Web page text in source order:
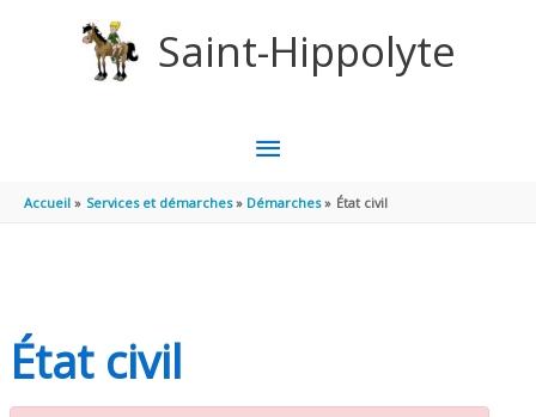
Saint-Hippolyte
MENU
PRINCIPAL
Accueil Services et démarches Démarches État civil
État civil